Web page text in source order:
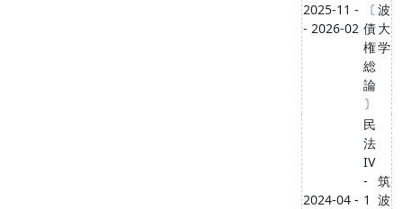
2025-11 -
- 2026-02
〔
債
権
総
論
〕
波
大
学
2024-04 -
民
法
IV
-
1
筑
波